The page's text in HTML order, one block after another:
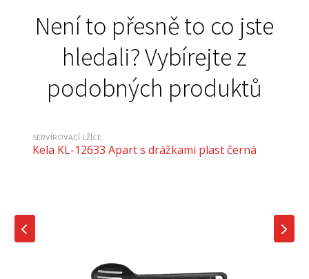
Není to přesně to co jste
hledali? Vybírejte z
podobných produktů
SERVÍROVACÍ LŽÍCE
Kela KL-12633 Apart s drážkami plast černá